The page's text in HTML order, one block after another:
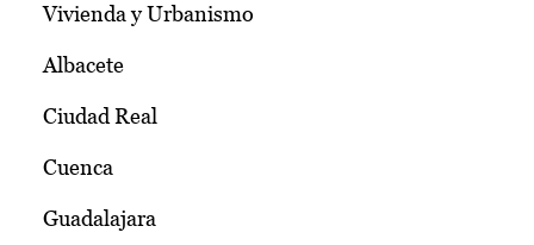
Vivienda y Urbanismo
Albacete
Ciudad Real
Cuenca
Guadalajara